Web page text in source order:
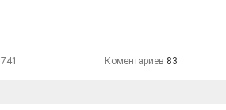
Коментариев 83